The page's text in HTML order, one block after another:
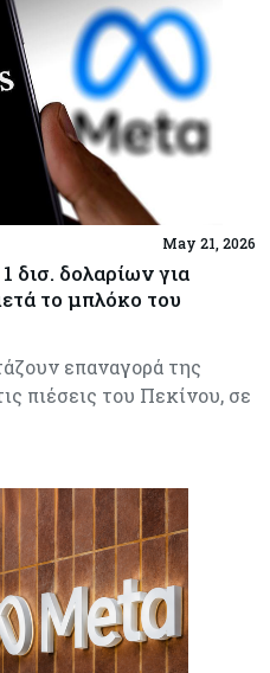
May 21, 2026
δισ. δολαρίων για
το μπλόκο του
επαναγορά της
πιέσεις του Πεκίνου, σε